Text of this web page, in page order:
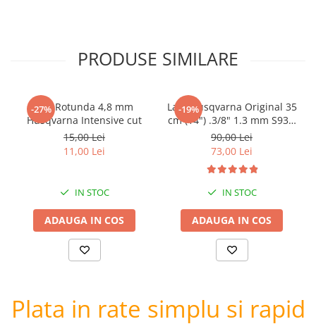
PRODUSE SIMILARE
-27%
Pila Rotunda 4,8 mm
Husqvarna Intensive cut
15,00 Lei
11,00 Lei
IN STOC
ADAUGA IN COS
-19%
Lant Husqvarna Original 35
cm (14") .3/8" 1.3 mm S93G
- 52 DL pentru Husqvarna
Original 236 , 120 Mark II
90,00 Lei
73,00 Lei
IN STOC
ADAUGA IN COS
Plata in rate simplu si rapid